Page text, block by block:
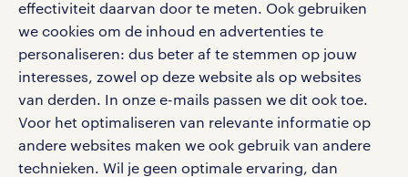
effectiviteit daarvan door te meten. Ook gebruiken
we cookies om de inhoud en advertenties te
personaliseren: dus beter af te stemmen op jouw
interesses, zowel op deze website als op websites
van derden. In onze e-mails passen we dit ook toe.
Voor het optimaliseren van relevante informatie op
andere websites maken we ook gebruik van andere
technieken. Wil je geen optimale ervaring, dan
google play store
social media
Volg ons voor de leukste content omtrent